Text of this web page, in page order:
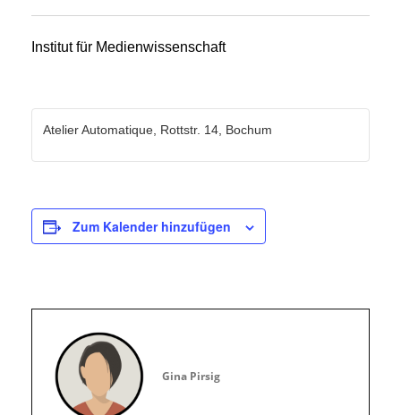
Institut für Medienwissenschaft
Atelier Automatique, Rottstr. 14, Bochum
Zum Kalender hinzufügen
Gina Pirsig